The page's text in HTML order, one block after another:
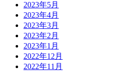
2023年5月
2023年4月
2023年3月
2023年2月
2023年1月
2022年12月
2022年11月